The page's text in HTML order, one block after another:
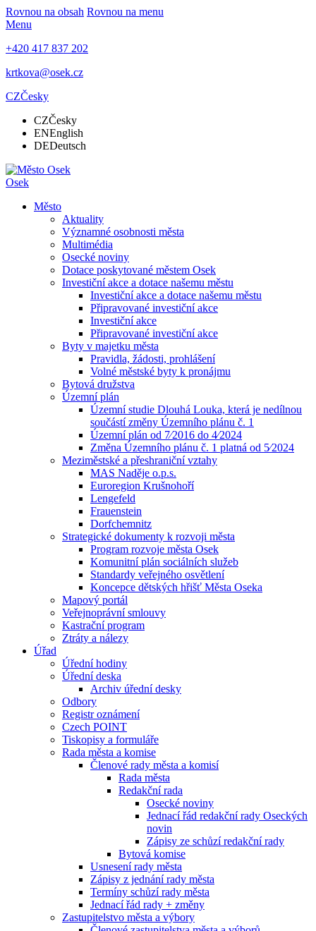
Rovnou na obsah Rovnou na menu
Menu
+420 417 837 202
krtkova@osek.cz
CZČesky
CZČesky
ENEnglish
DEDeutsch
Osek
Město
Aktuality
Významné osobnosti města
Multimédia
Osecké noviny
Dotace poskytované městem Osek
Investiční akce a dotace našemu městu
Investiční akce a dotace našemu městu
Připravované investiční akce
Investiční akce
Připravované investiční akce
Byty v majetku města
Pravidla, žádosti, prohlášení
Volné městské byty k pronájmu
Bytová družstva
Územní plán
Územní studie Dlouhá Louka, která je nedílnou
součástí změny Územního plánu č. 1
Územní plán od 7⁄2016 do 4⁄2024
Změna Územního plánu č. 1 platná od 5⁄2024
Meziměstské a přeshraniční vztahy
MAS Naděje o.p.s.
Euroregion Krušnohoří
Lengefeld
Frauenstein
Dorfchemnitz
Strategické dokumenty k rozvoji města
Program rozvoje města Osek
Komunitní plán sociálních služeb
Standardy veřejného osvětlení
Koncepce dětských hřišť Města Oseka
Mapový portál
Veřejnoprávní smlouvy
Kastrační program
Ztráty a nálezy
Úřad
Úřední hodiny
Úřední deska
Archiv úřední desky
Odbory
Registr oznámení
Czech POINT
Tiskopisy a formuláře
Rada města a komise
Členové rady města a komisí
Rada města
Redakční rada
Osecké noviny
Jednací řád redakční rady Oseckých
novin
Zápisy ze schůzí redakční rady
Bytová komise
Usnesení rady města
Zápisy z jednání rady města
Termíny schůzí rady města
Jednací řád rady + změny
Zastupitelstvo města a výbory